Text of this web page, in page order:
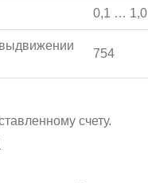
0,1 … 1,0
754
счету.